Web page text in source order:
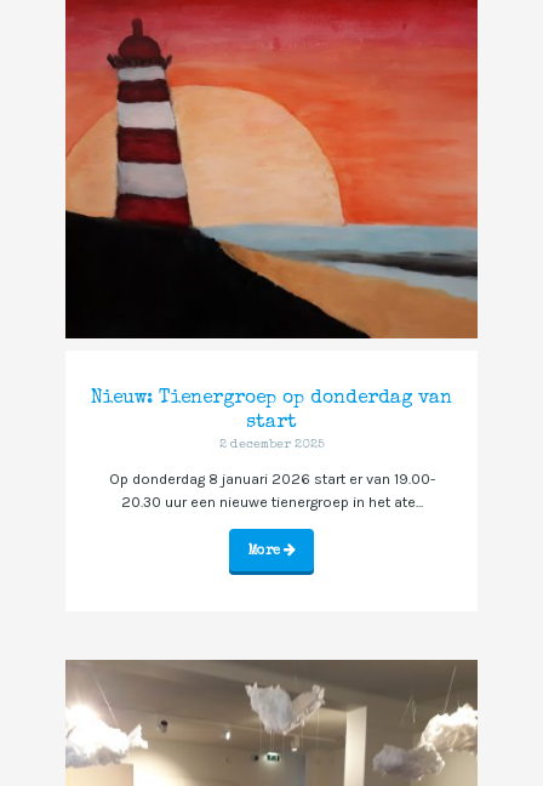
Nieuw: Tienergroep op donderdag van
start
2 december 2025
Op donderdag 8 januari 2026 start er van 19.00-
20.30 uur een nieuwe tienergroep in het ate...
More